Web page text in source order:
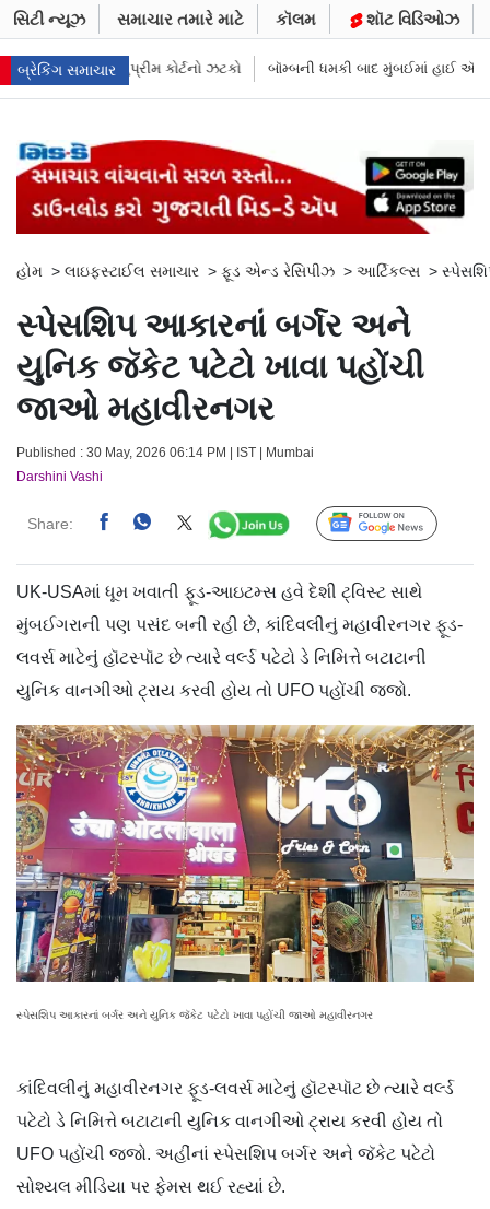
સિટી ન્યૂઝ સમાચાર તમારે માટે કૉલમ શૉટ વિડિઓઝ
બ્રેકિંગ સમાચાર
બૉમ્બની ધમકી બાદ મુંબઈમાં હાઈ ઍલર્ટ: શહેરની સુરક્ષા વધારી તપાસ શરૂ,
હોમ > લાઇફસ્ટાઈલ સમાચાર > ફૂડ એન્ડ રેસિપીઝ > આર્ટિકલ્સ >
સ્પેસશિપ આકારનાં બર્ગર અને
યુનિક જૅકેટ પટેટો ખાવા પહોંચી
જાઓ મહાવીરનગર
Published : 30 May, 2026 06:14 PM | IST | Mumbai
Darshini Vashi
Share: Follow Us
UK-USAમાં ધૂમ ખવાતી ફૂડ-આઇટમ્સ હવે દેશી ટ‍્વિસ્ટ સાથે
મુંબઈગરાની પણ પસંદ બની રહી છે, કાંદિવલીનું મહાવીરનગર ફૂડ-
લવર્સ માટેનું હૉટસ્પૉટ છે ત્યારે વર્લ્ડ પટેટો ડે નિમિત્તે બટાટાની
યુનિક વાનગીઓ ટ્રાય કરવી હોય તો UFO પહોંચી જજો.
સ્પેસશિપ આકારનાં બર્ગર અને યુનિક જૅકેટ પટેટો ખાવા પહોંચી જાઓ મહાવીરનગર
કાંદિવલીનું મહાવીરનગર ફૂડ-લવર્સ માટેનું હૉટસ્પૉટ છે ત્યારે વર્લ્ડ
પટેટો ડે નિમિત્તે બટાટાની યુનિક વાનગીઓ ટ્રાય કરવી હોય તો
UFO પહોંચી જજો. અહીંનાં સ્પેસશિપ બર્ગર અને જૅકેટ પટેટો
સોશ્યલ મીડિયા પર ફેમસ થઈ રહ્યાં છે.